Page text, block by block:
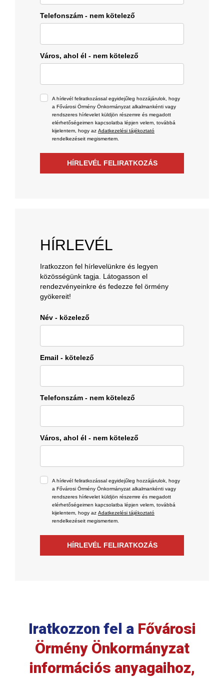
Telefonszám - nem kötelező
Város, ahol él - nem kötelező
A hírlevél feliratkozással egyidejűleg hozzájárulok, hogy
a Fővárosi Örmény Önkormányzat alkalmankénti vagy
rendszeres hírlevelet küldjön részemre és megadott
elérhetőségeimen kapcsolatba lépjen velem, továbbá
kijelentem, hogy az Adatkezelési tájékoztató
rendelkezéseit megismertem.
HÍRLEVÉL FELIRATKOZÁS
HÍRLEVÉL
Iratkozzon fel hírlevelünkre és legyen
közösségünk tagja. Látogasson el
rendezvényeinkre és fedezze fel örmény
gyökereit!
Név - közelező
Email - kötelező
Telefonszám - nem kötelező
Város, ahol él - nem kötelező
A hírlevél feliratkozással egyidejűleg hozzájárulok, hogy
a Fővárosi Örmény Önkormányzat alkalmankénti vagy
rendszeres hírlevelet küldjön részemre és megadott
elérhetőségeimen kapcsolatba lépjen velem, továbbá
kijelentem, hogy az Adatkezelési tájékoztató
rendelkezéseit megismertem.
HÍRLEVÉL FELIRATKOZÁS
Iratkozzon fel a Fővárosi
Örmény Önkormányzat
információs anyagaihoz,